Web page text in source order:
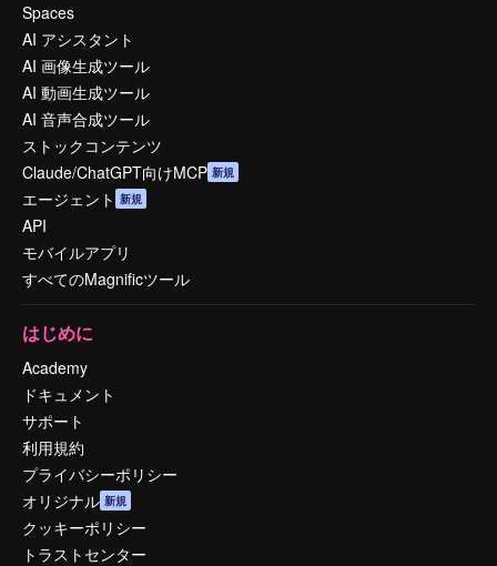
Spaces
AI アシスタント
AI 画像生成ツール
AI 動画生成ツール
AI 音声合成ツール
ストックコンテンツ
Claude/ChatGPT向けMCP 新規
エージェント 新規
API
モバイルアプリ
すべてのMagnificツール
はじめに
Academy
ドキュメント
サポート
利用規約
プライバシーポリシー
オリジナル 新規
クッキーポリシー
トラストセンター